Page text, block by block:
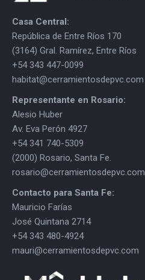
Casa Central:
República de Entre Ríos 170
(3164) Gral. Ramírez, Entre Ríos
+54 343 447-0099
habitat@cerramientosdepvc.com
Representante en Rosario:
Alesio Huber
Av. Eva Perón 4927
+54 341 740-5309
(2000) Rosario, Santa Fe.
rosario@cerramientosdepvc.com
Contacto para Santa Fe:
Mauricio Farías
José Quintana 2714
+54 343 480-4924
mauri@cerramientosdepvc.com